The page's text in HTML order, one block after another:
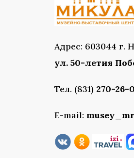
Адрес: 603044 г.
ул. 50-летия
Тел. (831) 270-26-
E-mail: